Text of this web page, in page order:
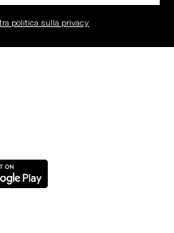
politica sulla privacy